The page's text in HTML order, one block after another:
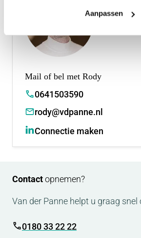
Aanpassen
Mail of bel met Rody
0641503590
rody@vdpanne.nl
Connectie maken
Contactopnemen?
Van der Panne helpt u graag snel
0180 33 22 22